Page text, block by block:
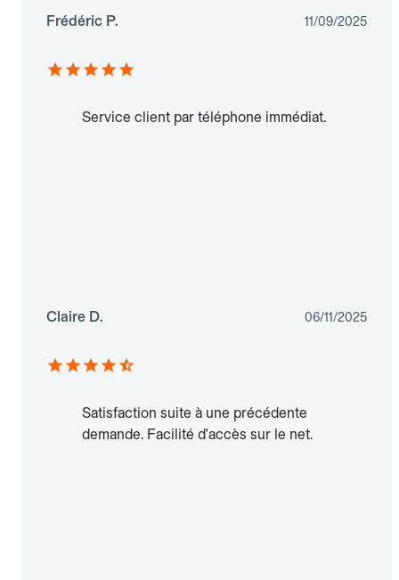
Frédéric P. 11/09/2025
Service client par téléphone immédiat.
Claire D. 06/11/2025
Satisfaction suite à une précédente
demande. Facilité d'accès sur le net.